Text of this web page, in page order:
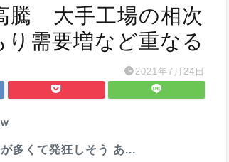
騰 大手工場の相次
り需要増など重なる
2021年7月24日
多くて発狂しそう あ...